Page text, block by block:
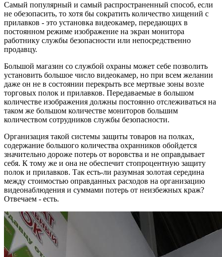
Самый популярный и самый распространенный способ, если
не обезопасить, то хотя бы сократить количество хищений с
прилавков - это установка видеокамер, передающих в
постоянном режиме изображение на экран монитора
работнику службы безопасности или непосредственно
продавцу.
Большой магазин со службой охраны может себе позволить
установить большое число видеокамер, но при всем желании
даже он не в состоянии перекрыть все мертвые зоны возле
торговых полок и прилавков. Передаваемые в большом
количестве изображения должны постоянно отслеживаться на
таком же большом количестве мониторов большим
количеством сотрудников службы безопасности.
Организация такой системы защиты товаров на полках,
содержание большого количества охранников обойдется
значительно дороже потерь от воровства и не оправдывает
себя. К тому же и она не обеспечит стопроцентную защиту
полок и прилавков. Так есть-ли разумная золотая середина
между стоимостью оправданных расходов на организацию
видеонаблюдения и суммами потерь от неизбежных краж?
Отвечаем - есть.